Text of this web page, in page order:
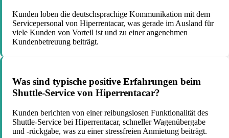
Kunden loben die deutschsprachige Kommunikation mit dem
Servicepersonal von Hiperrentacar, was gerade im Ausland für
viele Kunden von Vorteil ist und zu einer angenehmen
Kundenbetreuung beiträgt.
Was sind typische positive Erfahrungen beim
Shuttle-Service von Hiperrentacar?
Kunden berichten von einer reibungslosen Funktionalität des
Shuttle-Service bei Hiperrentacar, schneller Wagenübergabe
und -rückgabe, was zu einer stressfreien Anmietung beiträgt.